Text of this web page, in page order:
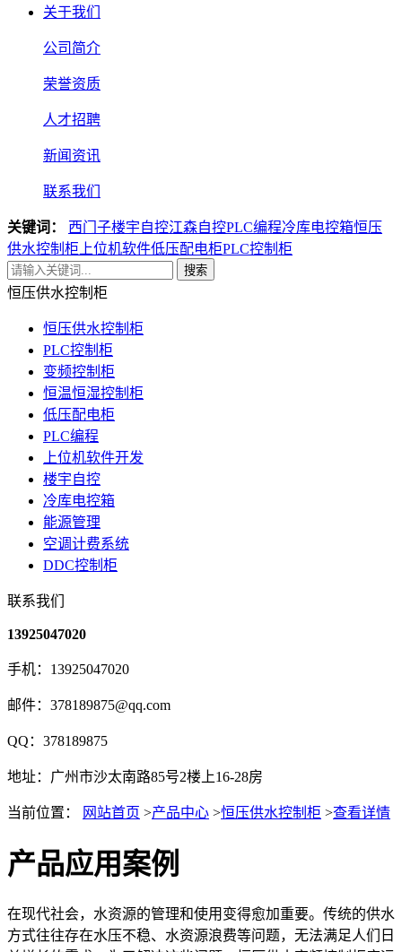
关于我们
公司简介
荣誉资质
人才招聘
新闻资讯
联系我们
关键词： 西门子楼宇自控江森自控PLC编程冷库电控箱恒压
供水控制柜 上位机软件低压配电柜PLC控制柜
搜索
恒压供水控制柜
恒压供水控制柜
PLC控制柜
变频控制柜
恒温恒湿控制柜
低压配电柜
PLC编程
上位机软件开发
楼宇自控
冷库电控箱
能源管理
空调计费系统
DDC控制柜
联系我们
13925047020
手机：13925047020
邮件：378189875@qq.com
QQ：378189875
地址：广州市沙太南路85号2楼上16-28房
当前位置： 网站首页 >产品中心 >恒压供水控制柜 >查看详情
产品应用案例
在现代社会，水资源的管理和使用变得愈加重要。传统的供水
方式往往存在水压不稳、水资源浪费等问题，无法满足人们日